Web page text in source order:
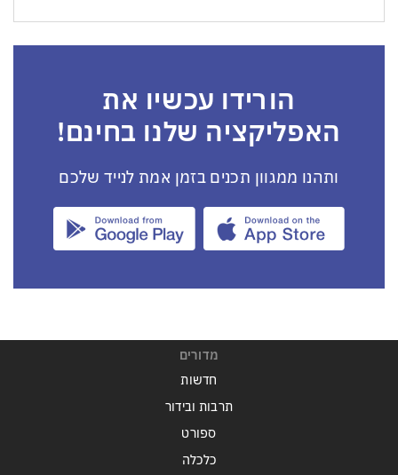
הורידו עכשיו את
האפליקציה שלנו בחינם!
ותהנו ממגוון תכנים בזמן אמת לנייד שלכם
מדורים
חדשות
תרבות ובידור
ספורט
כלכלה